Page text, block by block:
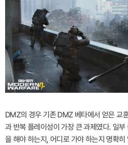
DMZ의 경우 기존 DMZ 베타에서 얻은 교
과 반복 플레이성이 가장 큰 과제였다. 일
을 해야 하는지, 어디로 가야 하는지 명확히